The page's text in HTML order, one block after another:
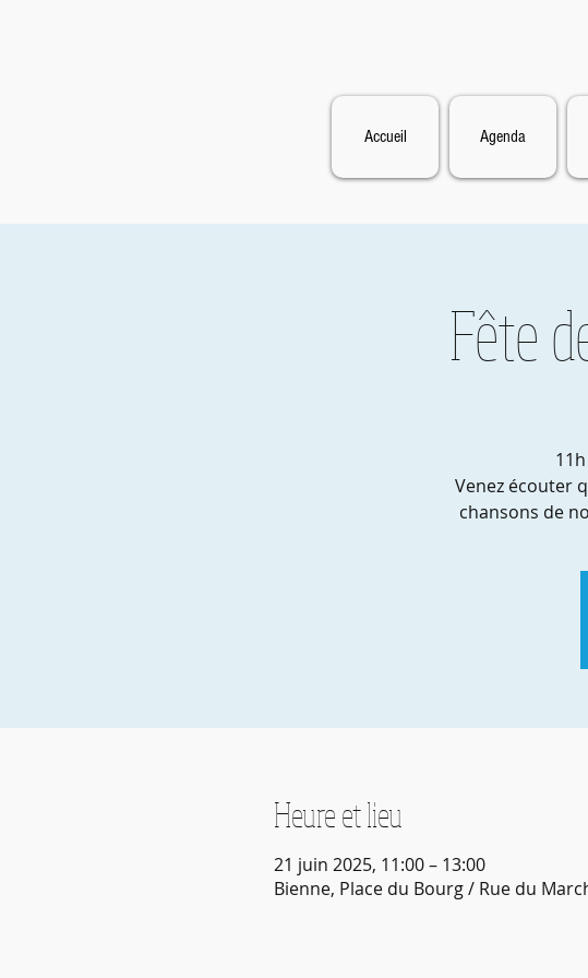
Accueil Agenda
Fête
Venez écouter
chansons de
Heure et lieu
21 juin 2025, 11:00 – 13:00
Bienne, Place du Bourg / Rue du